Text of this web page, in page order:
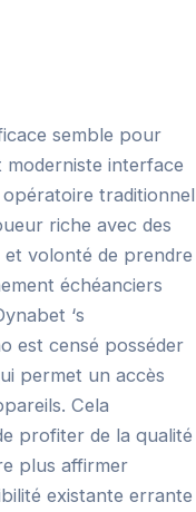
semble pour
interface
traditionnel
riche avec des
volonté de prendre
échéanciers
‘s
est censé posséder
permet un accès
Cela
profiter de la qualité
plus affirmer
existante errante